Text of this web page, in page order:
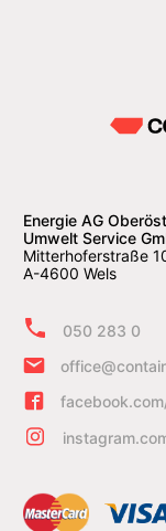
Energie AG
Umwelt Service
Mitterhoferstraße
A-4600 Wels
050 283 0